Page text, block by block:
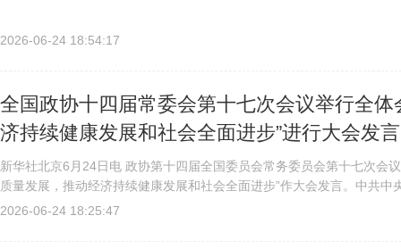
2026-06-24 18:54:17
全国政协十四届常委会第十七次会议举行全
济持续健康发展和社会全面进步”进行大会发
新华社北京6月24日电 政协第十四届全国委员会常务委员会第十七次会
质量发展，推动经济持续健康发展和社会全面进步”作大会发言。中共
议，以科技创新为引领，推动我国现代化产业体系建设，筑牢未来发展...
2026-06-24 18:25:47